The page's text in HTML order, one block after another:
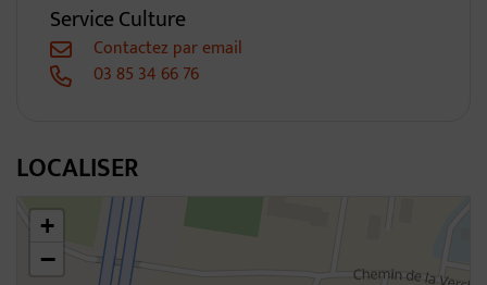
Service Culture
Contactez par email
03 85 34 66 76
LOCALISER
46.3063917375015,4.795428977898266
+
−